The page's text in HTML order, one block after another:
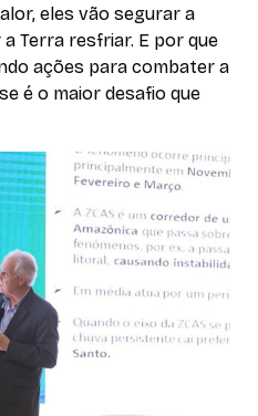
eles vão segurar a
Terra resfriar. E por que
ações para combater a
é o maior desafio que